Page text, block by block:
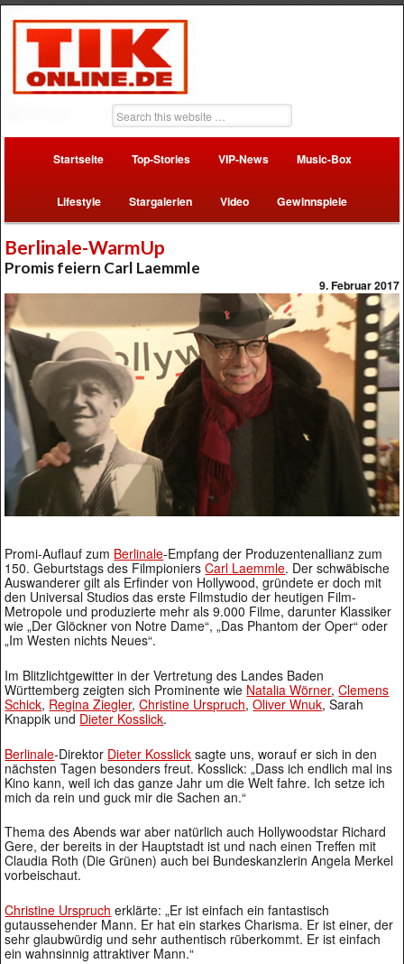
Startseite Top-Stories VIP-News Music-Box
Lifestyle Stargalerien Video Gewinnspiele
Berlinale-WarmUp
Promis feiern Carl Laemmle
9. Februar 2017
Promi-Auflauf zum Berlinale-Empfang der Produzentenallianz zum
150. Geburtstags des FilmpioniersCarl Laemmle. Der schwäbische
Auswanderer gilt als Erfinder von Hollywood, gründete er doch mit
den Universal Studios das erste Filmstudio der heutigen Film-
Metropole und produzierte mehr als 9.000 Filme, darunter Klassiker
wie „Der Glöckner von Notre Dame“, „Das Phantom der Oper“ oder
„Im Westen nichts Neues“.
Im Blitzlichtgewitter in der Vertretung des Landes Baden
Württemberg zeigten sich Prominente wie Natalia Wörner,Clemens
Schick, Regina Ziegler,Christine Urspruch,Oliver Wnuk, Sarah
Knappik und Dieter Kosslick.
Berlinale-Direktor Dieter Kosslick sagte uns, worauf er sich in den
nächsten Tagen besonders freut. Kosslick: „Dass ich endlich mal ins
Kino kann, weil ich das ganze Jahr um die Welt fahre. Ich setze ich
mich da rein und guck mir die Sachen an.“
Thema des Abends war aber natürlich auch Hollywoodstar Richard
Gere, der bereits in der Hauptstadt ist und nach einen Treffen mit
Claudia Roth (Die Grünen) auch bei Bundeskanzlerin Angela Merkel
vorbeischaut.
Christine Urspruch erklärte: „Er ist einfach ein fantastisch
gutaussehender Mann. Er hat ein starkes Charisma. Er ist einer, der
sehr glaubwürdig und sehr authentisch rüberkommt. Er ist einfach
ein wahnsinnig attraktiver Mann.“